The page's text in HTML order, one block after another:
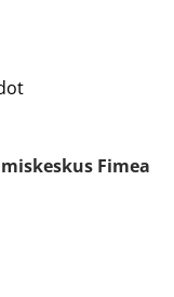
Fimea